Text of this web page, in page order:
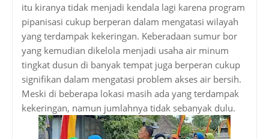
itu kiranya tidak menjadi kendala lagi karena program
pipanisasi cukup berperan dalam mengatasi wilayah
yang terdampak kekeringan. Keberadaan sumur bor
yang kemudian dikelola menjadi usaha air minum
tingkat dusun di banyak tempat juga berperan cukup
signifikan dalam mengatasi problem akses air bersih.
Meski di beberapa lokasi masih ada yang terdampak
kekeringan, namun jumlahnya tidak sebanyak dulu.